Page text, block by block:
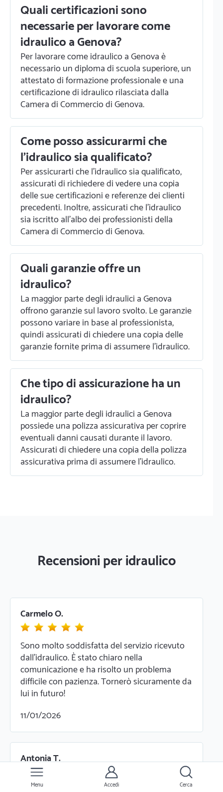
Quali certificazioni sono
necessarie per lavorare come
idraulico a Genova?
Per lavorare come idraulico a Genova è
necessario un diploma di scuola superiore, un
attestato di formazione professionale e una
certificazione di idraulico rilasciata dalla
Camera di Commercio di Genova.
Come posso assicurarmi che
l'idraulico sia qualificato?
Per assicurarti che l'idraulico sia qualificato,
assicurati di richiedere di vedere una copia
delle sue certificazioni e referenze dei clienti
precedenti. Inoltre, assicurati che l'idraulico
sia iscritto all'albo dei professionisti della
Camera di Commercio di Genova.
Quali garanzie offre un
idraulico?
La maggior parte degli idraulici a Genova
offrono garanzie sul lavoro svolto. Le garanzie
possono variare in base al professionista,
quindi assicurati di chiedere una copia delle
garanzie fornite prima di assumere l'idraulico.
Che tipo di assicurazione ha un
idraulico?
La maggior parte degli idraulici a Genova
possiede una polizza assicurativa per coprire
eventuali danni causati durante il lavoro.
Assicurati di chiedere una copia della polizza
assicurativa prima di assumere l'idraulico.
Recensioni per idraulico
Carmelo O.
Sono molto soddisfatta del servizio ricevuto
dall'idraulico. È stato chiaro nella
comunicazione e ha risolto un problema
difficile con pazienza. Tornerò sicuramente da
lui in futuro!
11/01/2026
Antonia T.
Menu Accedi Cerca